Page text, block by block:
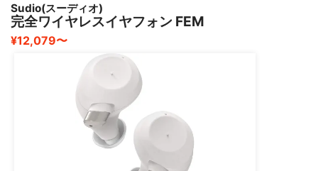
学生さんからワイヤレスイヤホンデビューの方まで１つ持
っておいて損はありません！
Sudio(スーディオ)
完全ワイヤレスイヤフォン FEM
¥12,079〜